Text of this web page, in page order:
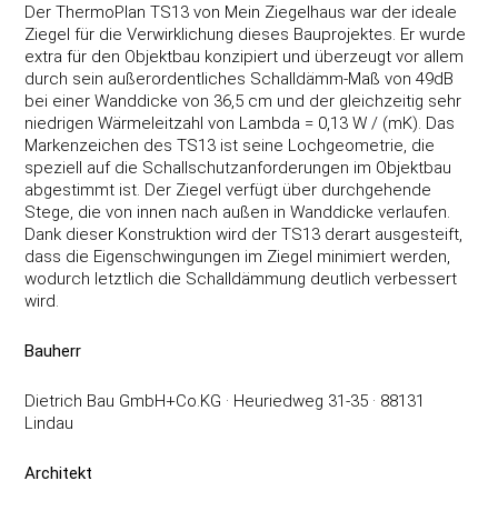
Der ThermoPlan TS13 von Mein Ziegelhaus war der ideale
Ziegel für die Verwirklichung dieses Bauprojektes. Er wurde
extra für den Objektbau konzipiert und überzeugt vor allem
durch sein außerordentliches Schalldämm-Maß von 49dB
bei einer Wanddicke von 36,5 cm und der gleichzeitig sehr
niedrigen Wärmeleitzahl von Lambda = 0,13 W / (mK). Das
Markenzeichen des TS13 ist seine Lochgeometrie, die
speziell auf die Schallschutzanforderungen im Objektbau
abgestimmt ist. Der Ziegel verfügt über durchgehende
Stege, die von innen nach außen in Wanddicke verlaufen.
Dank dieser Konstruktion wird der TS13 derart ausgesteift,
dass die Eigenschwingungen im Ziegel minimiert werden,
wodurch letztlich die Schalldämmung deutlich verbessert
wird.
Bauherr
Dietrich Bau GmbH+Co.KG · Heuriedweg 31-35 · 88131
Lindau
Architekt